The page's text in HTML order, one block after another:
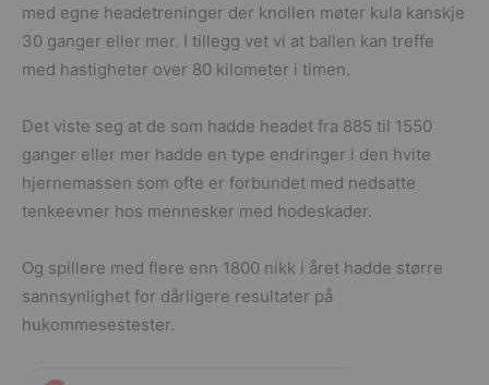
med egne headetreninger der knollen møter kula kanskje
30 ganger eller mer. I tillegg vet vi at ballen kan treffe
med hastigheter over 80 kilometer i timen.
Det viste seg at de som hadde headet fra 885 til 1550
ganger eller mer hadde en type endringer i den hvite
hjernemassen som ofte er forbundet med nedsatte
tenkeevner hos mennesker med hodeskader.
Og spillere med flere enn 1800 nikk i året hadde større
sannsynlighet for dårligere resultater på
hukommesestester.